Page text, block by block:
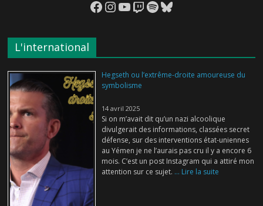
Facebook
Instagram
YouTube
Twitch
Spotify
Bluesky
L'international
Hegseth ou l’extrême-droite amoureuse du
symbolisme
14 avril 2025
Si on m’avait dit qu’un nazi alcoolique
divulgerait des informations, classées secret
défense, sur des interventions état-uniennes
au Yémen je ne l’aurais pas cru il y a encore 6
mois. C’est un post Instagram qui a attiré mon
attention sur ce sujet. ... Lire la suite